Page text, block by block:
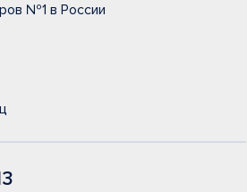
№1 в России